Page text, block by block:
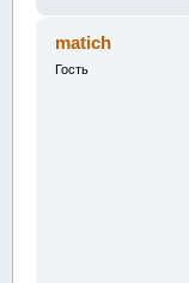
matich
Гость